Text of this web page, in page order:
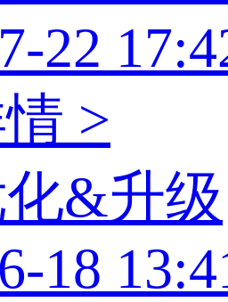
22
>
&升级
18